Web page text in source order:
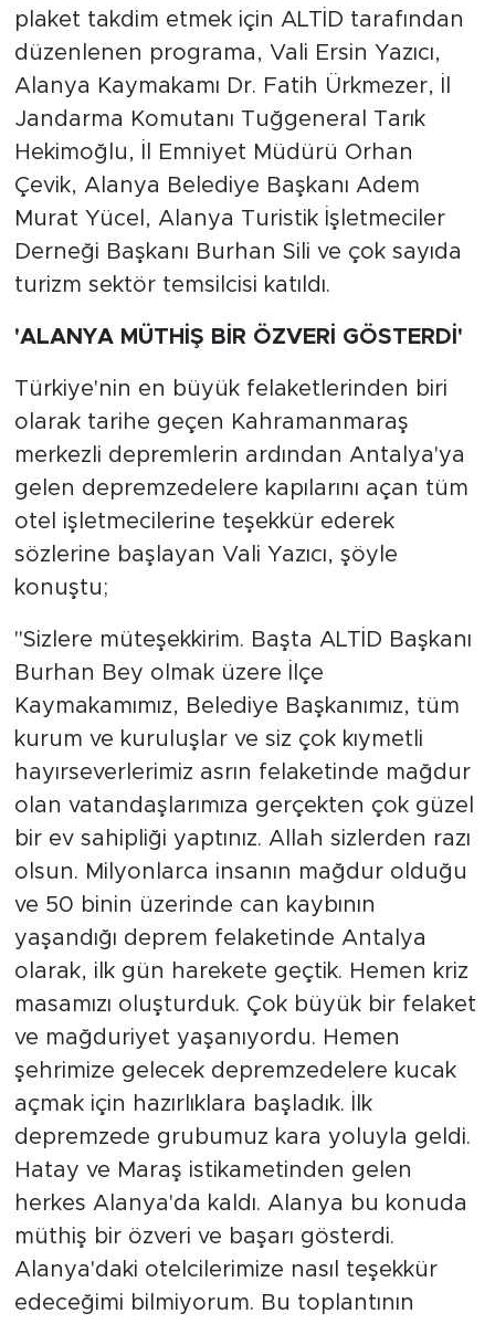
plaket takdim etmek için ALTİD tarafından
düzenlenen programa, Vali Ersin Yazıcı,
Alanya Kaymakamı Dr. Fatih Ürkmezer, İl
Jandarma Komutanı Tuğgeneral Tarık
Hekimoğlu, İl Emniyet Müdürü Orhan
Çevik, Alanya Belediye Başkanı Adem
Murat Yücel, Alanya Turistik İşletmeciler
Derneği Başkanı Burhan Sili ve çok sayıda
turizm sektör temsilcisi katıldı.
'ALANYA MÜTHİŞ BİR ÖZVERİ GÖSTERDİ'
Türkiye'nin en büyük felaketlerinden biri
olarak tarihe geçen Kahramanmaraş
merkezli depremlerin ardından Antalya'ya
gelen depremzedelere kapılarını açan tüm
otel işletmecilerine teşekkür ederek
sözlerine başlayan Vali Yazıcı, şöyle
konuştu;
"Sizlere müteşekkirim. Başta ALTİD Başkanı
Burhan Bey olmak üzere İlçe
Kaymakamımız, Belediye Başkanımız, tüm
kurum ve kuruluşlar ve siz çok kıymetli
hayırseverlerimiz asrın felaketinde mağdur
olan vatandaşlarımıza gerçekten çok güzel
bir ev sahipliği yaptınız. Allah sizlerden razı
olsun. Milyonlarca insanın mağdur olduğu
ve 50 binin üzerinde can kaybının
yaşandığı deprem felaketinde Antalya
olarak, ilk gün harekete geçtik. Hemen kriz
masamızı oluşturduk. Çok büyük bir felaket
ve mağduriyet yaşanıyordu. Hemen
şehrimize gelecek depremzedelere kucak
açmak için hazırlıklara başladık. İlk
depremzede grubumuz kara yoluyla geldi.
Hatay ve Maraş istikametinden gelen
herkes Alanya'da kaldı. Alanya bu konuda
müthiş bir özveri ve başarı gösterdi.
Alanya'daki otelcilerimize nasıl teşekkür
edeceğimi bilmiyorum. Bu toplantının